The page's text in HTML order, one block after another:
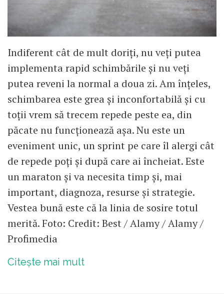
Indiferent cât de mult doriți, nu veți putea
implementa rapid schimbările și nu veți
putea reveni la normal a doua zi. Am înțeles,
schimbarea este grea și inconfortabilă și cu
toții vrem să trecem repede peste ea, din
păcate nu funcționează așa. Nu este un
eveniment unic, un sprint pe care îl alergi cât
de repede poți și după care ai încheiat. Este
un maraton și va necesita timp și, mai
important, diagnoza, resurse și strategie.
Vestea bună este că la linia de sosire totul
merită. Foto: Credit: Best / Alamy / Alamy /
Profimedia
Citește mai mult